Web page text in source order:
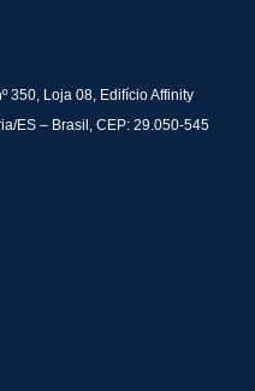
350, Loja 08, Edifício Affinity
ES – Brasil, CEP: 29.050-545